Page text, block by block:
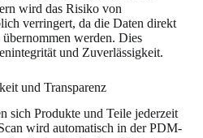
wird das Risiko von
verringert, da die Daten direkt
werden. Dies
und Zuverlässigkeit.
und Transparenz
sich Produkte und Teile jederzeit
wird automatisch in der PDM-